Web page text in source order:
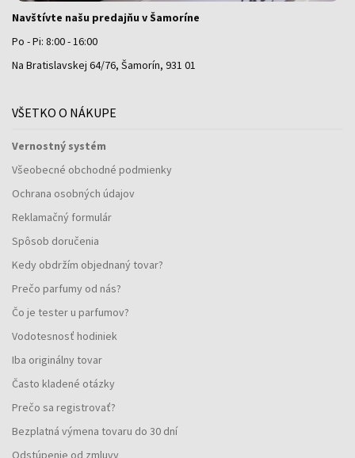
Navštívte našu predajňu v Šamoríne
Po - Pi: 8:00 - 16:00
Na Bratislavskej 64/76, Šamorín, 931 01
VŠETKO O NÁKUPE
Vernostný systém
Všeobecné obchodné podmienky
Ochrana osobných údajov
Reklamačný formulár
Spôsob doručenia
Kedy obdržím objednaný tovar?
Prečo parfumy od nás?
Čo je tester u parfumov?
Vodotesnosť hodiniek
Iba originálny tovar
Často kladené otázky
Prečo sa registrovať?
Bezplatná výmena tovaru do 30 dní
Odstúpenie od zmluvy